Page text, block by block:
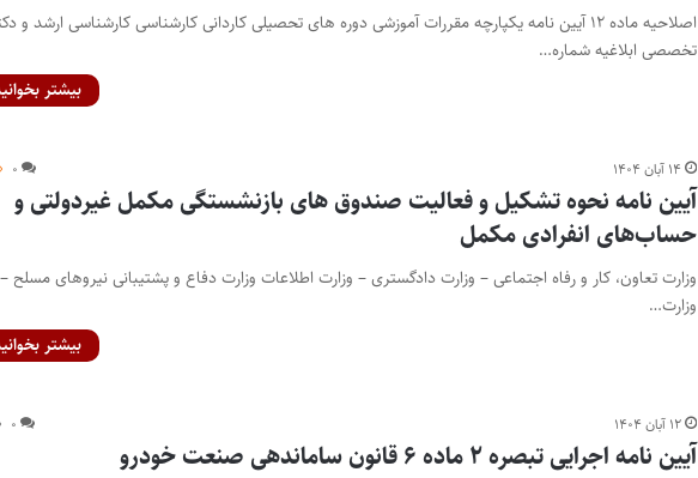
اصلاحیه ماده ۱۲ آیین نامه یکپارچه مقررات آموزشی دوره های تحصیلی کاردانی کارشناسی کارشناسی ارشد و
تخصصی ابلاغیه شماره…
بیشتر
۱۴ آبان ۱۴۰۴ ۰
آیین نامه نحوه تشکیل و فعالیت صندوق های بازنشستگی مکمل غیردولتی و
حساب‌های انفرادی مکمل
وزارت تعاون، کار و رفاه اجتماعی – وزارت دادگستری – وزارت اطلاعات وزارت دفاع و پشتیبانی نیروهای مسلح –
وزارت…
بیشتر
۱۲ آبان ۱۴۰۴ ۰
آیین نامه اجرایی تبصره ۲ ماده ۶ قانون ساماندهی صنعت خودرو